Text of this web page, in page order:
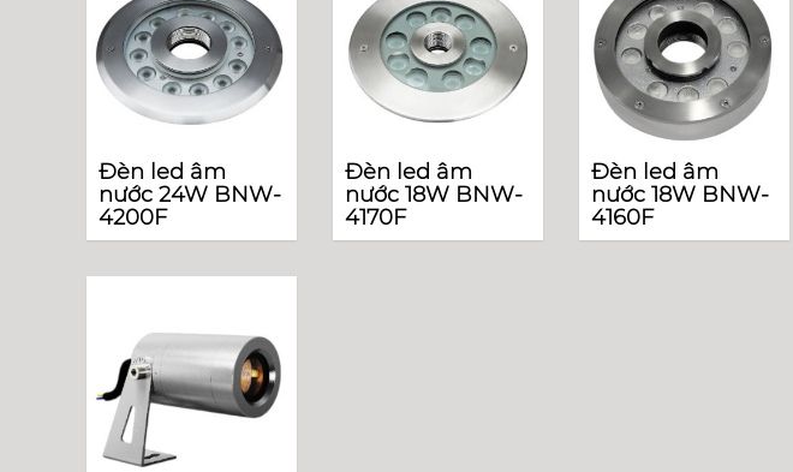
Đèn led âm
nước 24W BNW-
4200F
Đèn led âm
nước 18W BNW-
4170F
Đèn led âm
nước 18W BNW-
4160F